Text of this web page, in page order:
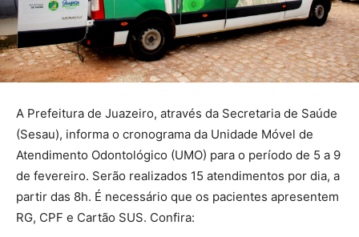
A Prefeitura de Juazeiro, através da Secretaria de Saúde
(Sesau), informa o cronograma da Unidade Móvel de
Atendimento Odontológico (UMO) para o período de 5 a 9
de fevereiro. Serão realizados 15 atendimentos por dia, a
partir das 8h. É necessário que os pacientes apresentem
RG, CPF e Cartão SUS. Confira: